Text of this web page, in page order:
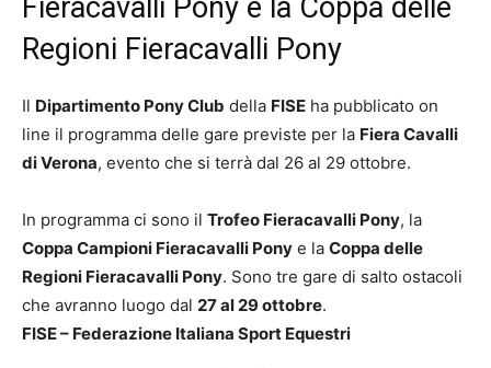
Fieracavalli Pony e la Coppa delle
Regioni Fieracavalli Pony
Il Dipartimento Pony Club della FISE ha pubblicato on
line il programma delle gare previste per la Fiera Cavalli
di Verona, evento che si terrà dal 26 al 29 ottobre.
In programma ci sono il Trofeo Fieracavalli Pony, la
Coppa Campioni Fieracavalli Pony e la Coppa delle
Regioni Fieracavalli Pony. Sono tre gare di salto ostacoli
che avranno luogo dal 27 al 29 ottobre.
FISE – Federazione Italiana Sport Equestri